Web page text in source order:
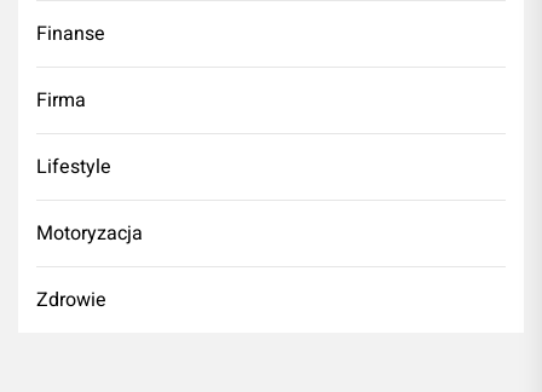
Finanse
Firma
Lifestyle
Motoryzacja
Zdrowie